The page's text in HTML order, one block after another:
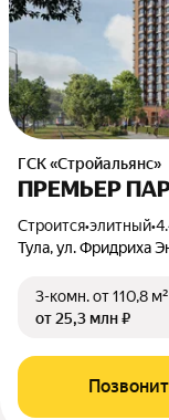
ГСК «Стройальянс»
ПРЕМЬЕР
Строится•элитный•
Тула, ул. Фридриха
3-комн.от 110,8 м²
от 25,3 млн ₽